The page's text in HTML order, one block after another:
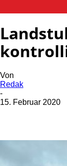
Von
Redak
-
15. Februar 2020